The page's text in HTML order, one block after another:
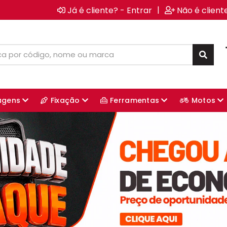
Já é cliente? - Entrar | Não é
Fixação Ferramentas Motos